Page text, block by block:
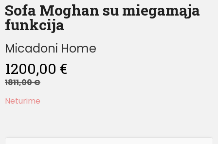
Sofa Moghan su miegamąja
funkcija
Micadoni Home
1200,00 €
1811,00€
Neturime